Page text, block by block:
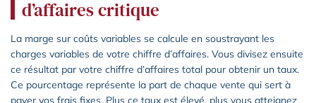
d’affaires critique
La marge sur coûts variables se calcule en soustrayant les
charges variables de votre chiffre d’affaires. Vous divisez ensuite
ce résultat par votre chiffre d’affaires total pour obtenir un taux.
Ce pourcentage représente la part de chaque vente qui sert à
payer vos frais fixes. Plus ce taux est élevé, plus vous atteignez